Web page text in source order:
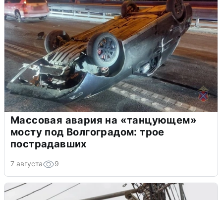
Массовая авария на «танцующем»
мосту под Волгоградом: трое
пострадавших
7 августа 9